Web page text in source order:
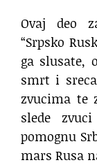
Ovaj deo
“Srpsko
ga slusate,
smrt i
zvucima te
slede
pomognu
mars Rusa